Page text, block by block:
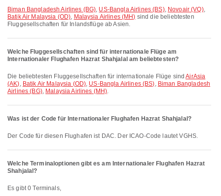
Biman Bangladesh Airlines (BG), US-Bangla Airlines (BS), Novoair (VQ),
Batik Air Malaysia (OD), Malaysia Airlines (MH) sind die beliebtesten
Fluggesellschaften für Inlandsflüge ab Asien.
Welche Fluggesellschaften sind für internationale Flüge am
Internationaler Flughafen Hazrat Shahjalal am beliebtesten?
Die beliebtesten Fluggesellschaften für internationale Flüge sindAirAsia
(AK), Batik Air Malaysia (OD), US-Bangla Airlines (BS), Biman Bangladesh
Airlines (BG), Malaysia Airlines (MH).
Was ist der Code für Internationaler Flughafen Hazrat Shahjalal?
Der Code für diesen Flughafen ist DAC. Der ICAO-Code lautet VGHS.
Welche Terminaloptionen gibt es am Internationaler Flughafen Hazrat
Shahjalal?
Es gibt 0 Terminals,